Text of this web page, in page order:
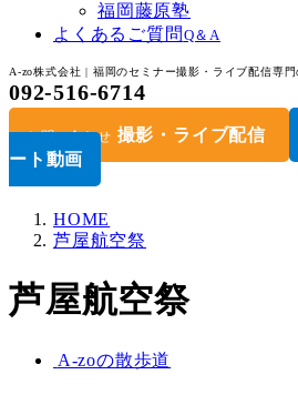
福岡藤原塾
よくあるご質問 Q＆A
A-zo株式会社 | 福岡のセミナー撮影・ライブ配信専
092-516-6714
お問い合わせ 撮影・ライブ配信
ート動画
HOME
芦屋航空祭
芦屋航空祭
A-zoの散歩道